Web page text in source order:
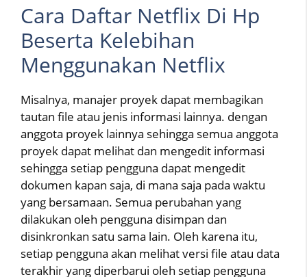
Cara Daftar Netflix Di Hp
Beserta Kelebihan
Menggunakan Netflix
Misalnya, manajer proyek dapat membagikan
tautan file atau jenis informasi lainnya. dengan
anggota proyek lainnya sehingga semua anggota
proyek dapat melihat dan mengedit informasi
sehingga setiap pengguna dapat mengedit
dokumen kapan saja, di mana saja pada waktu
yang bersamaan. Semua perubahan yang
dilakukan oleh pengguna disimpan dan
disinkronkan satu sama lain. Oleh karena itu,
setiap pengguna akan melihat versi file atau data
terakhir yang diperbarui oleh setiap pengguna